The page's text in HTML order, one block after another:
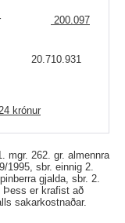
200.097
20.710.931
krónur
mgr. 262. gr. almennra
1995, sbr. einnig 2.
gjalda, sbr. 2.
Þess er krafist að
sakarkostnaðar.